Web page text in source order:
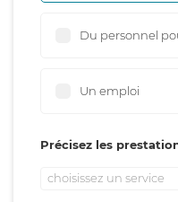
Du personnel
Un emploi
Précisez les
choisissez un service